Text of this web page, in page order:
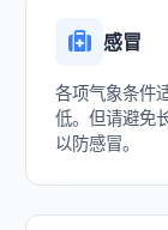
感冒
各项气象条件
低。但请避免
以防感冒。